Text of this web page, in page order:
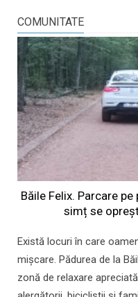
COMUNITATE
Băile Felix. Parcare
simț se
Există locuri în care
mișcare. Pădurea de la
zonă de relaxare